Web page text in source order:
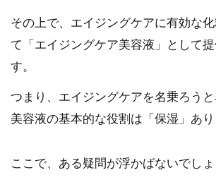
その上で、エイジングケアに有効な
て「エイジングケア美容液」として
す。
つまり、エイジングケアを名乗ろうと
美容液の基本的な役割は「保湿」あり
ここで、ある疑問が浮かばないでしょ